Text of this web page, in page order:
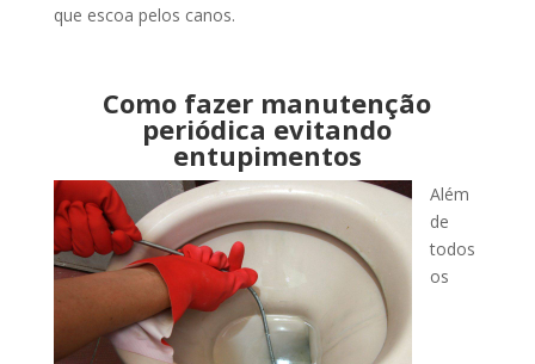
que escoa pelos canos.
Como fazer manutenção
periódica evitando
entupimentos
Além
de
todos
os